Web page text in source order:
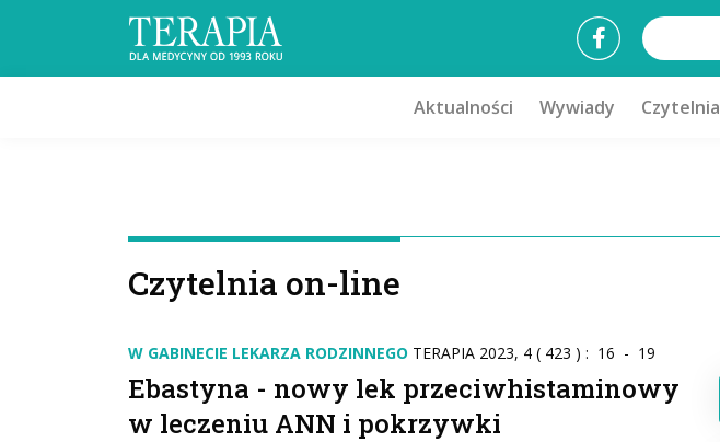
Aktualności Wywiady Czytelnia
Czytelnia on-line
W GABINECIE LEKARZA RODZINNEGO TERAPIA 2023, 4 ( 423 ) : 16 - 19
Ebastyna - nowy lek przeciwhistaminowy
w leczeniu ANN i pokrzywki